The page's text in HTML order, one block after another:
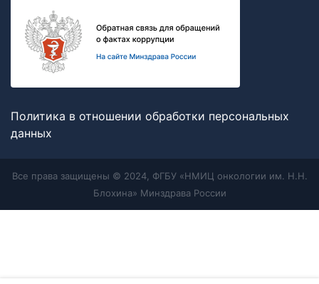
Политика в отношении обработки персональных
данных
Все права защищены © 2024, ФГБУ «НМИЦ онкологии им. Н.Н.
Блохина» Минздрава России